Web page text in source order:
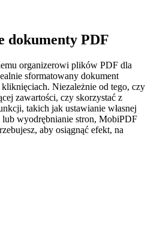
dokumenty PDF
organizerowi plików PDF dla
sformatowany dokument
Niezależnie od tego, czy
zawartości, czy skorzystać z
takich jak ustawianie własnej
wyodrębnianie stron, MobiPDF
aby osiągnąć efekt, na